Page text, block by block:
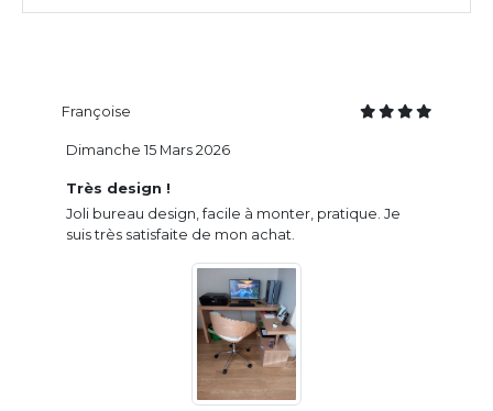
Françoise
Très design !
Joli bureau design, facile à monter, pratique. Je
suis très satisfaite de mon achat.
Dimanche 15 Mars 2026